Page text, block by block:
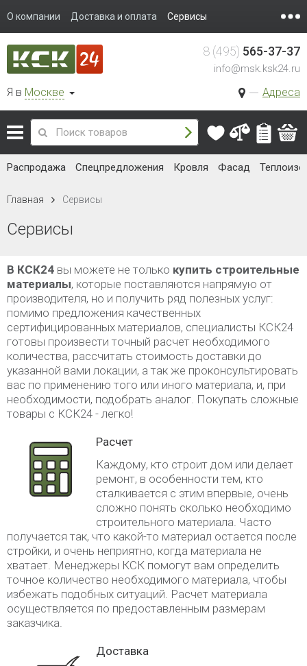
О компании Доставка и оплата Сервисы
Я в Москве Адреса
8 (495) 565-37-37
info@msk.ksk24.ru
Распродажа Спецпредложения Кровля Фасад
Главная Сервисы
Сервисы
В КСК24 вы можете не только купить строительные
материалы, которые поставляются напрямую от
производителя, но и получить ряд полезных услуг:
помимо предложения качественных
сертифицированных материалов, специалисты КСК24
готовы произвести точный расчет необходимого
количества, рассчитать стоимость доставки до
указанной вами локации, а так же проконсультировать
вас по применению того или иного материала, и, при
необходимости, подобрать аналог. Покупать сложные
товары с КСК24 - легко!
Расчет
Каждому, кто строит дом или делает
ремонт, в особенности тем, кто
сталкивается с этим впервые, очень
сложно понять сколько необходимо
строительного материала. Часто
получается так, что какой-то материал остается после
стройки, и очень неприятно, когда материала не
хватает. Менеджеры КСК помогут вам определить
точное количество необходимого материала, чтобы
избежать подобных ситуаций. Расчет материала
осуществляется по предоставленным размерам
заказчика.
Доставка